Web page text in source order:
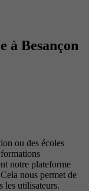
à Besançon
ou des écoles
notre plateforme
nous permet de
les utilisateurs.